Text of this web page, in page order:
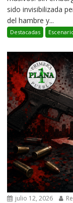
sido invisibilizada
del hambre y...
Destacadas
julio 12, 2026